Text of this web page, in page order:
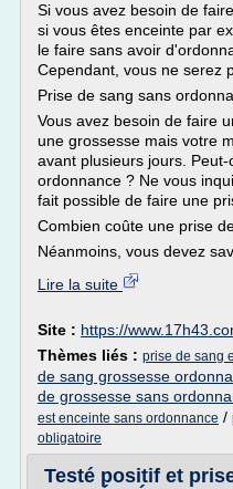
Si vous avez besoin de
si vous êtes enceinte par
le faire sans avoir
Cependant, vous ne serez
Prise de sang sans
Vous avez besoin de faire
une grossesse mais votre
avant plusieurs jours.
ordonnance ? Ne vous
fait possible de faire une
Combien coûte une prise
Néanmoins, vous devez
Lire la suite
Site : https://
Thèmes liés : prise de sang
de sang grossesse
de grossesse sans
est enceinte sans ordonnance /
obligatoire
Testé positif et